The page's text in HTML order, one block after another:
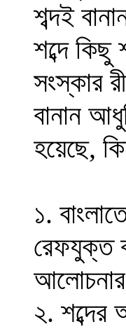
শব্দই
শব্দে কিছু
সংস্কার
বানান
হয়েছে,
১.
রেফযুক্ত
২.